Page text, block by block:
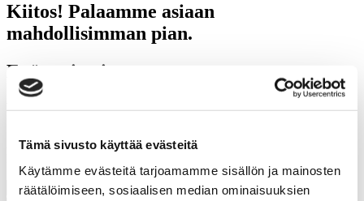
Tämä sivusto käyttää evästeitä
Käytämme evästeitä tarjoamamme sisällön ja mainosten
räätälöimiseen, sosiaalisen median ominaisuuksien
Kiitos! Palaamme asiaan
mahdollisimman pian.
Epäonnistui
Varaa kartoituskäynti
Autamme sinua laskemaan tulevat säästösi, jotka saat